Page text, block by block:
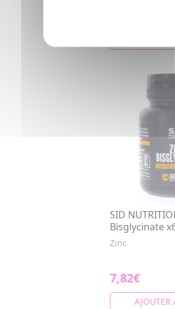
SID
Bisglycinate
Zinc
7,82€
AJOUTER